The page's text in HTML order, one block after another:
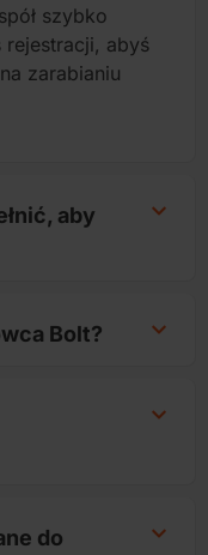
szybko
abyś
zarabianiu
aby
Bolt?
do